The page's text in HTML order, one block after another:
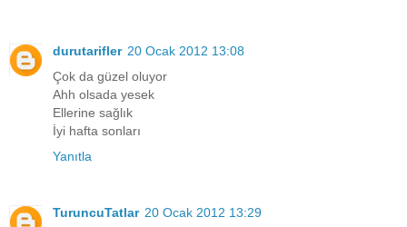
durutarifler 20 Ocak 2012 13:08
Çok da güzel oluyor
Ahh olsada yesek
Ellerine sağlık
İyi hafta sonları
Yanıtla
TuruncuTatlar 20 Ocak 2012 13:29